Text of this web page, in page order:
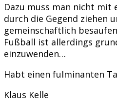
Dazu muss man nicht mit
durch die Gegend ziehen
gemeinschaftlich
Fußball ist allerdings
einzuwenden…
Habt einen fulminanten
Klaus Kelle